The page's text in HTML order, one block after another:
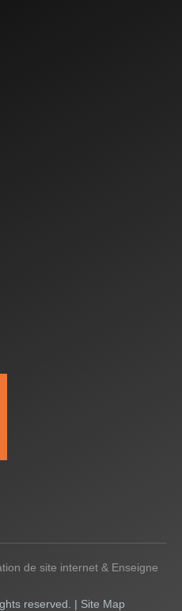
de site internet & Enseigne
reserved. | Site Map